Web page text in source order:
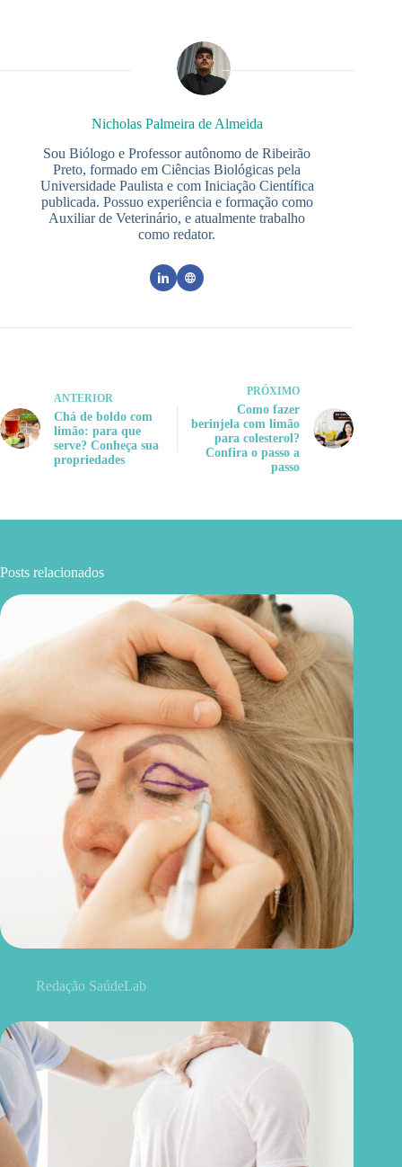
Nicholas Palmeira de Almeida
Sou Biólogo e Professor autônomo de Ribeirão
Preto, formado em Ciências Biológicas pela
Universidade Paulista e com Iniciação Científica
publicada. Possuo experiência e formação como
Auxiliar de Veterinário, e atualmente trabalho
como redator.
ANTERIOR
Chá de boldo com
limão: para que
serve? Conheça sua
propriedades
PRÓXIMO
Como fazer
berinjela com limão
para colesterol?
Confira o passo a
passo
Posts relacionados
Redação SaúdeLab